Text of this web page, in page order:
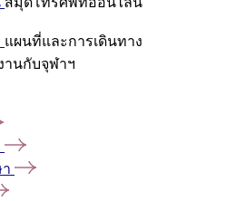
แผนที่และการเดินทาง
านกับจุฬาฯ